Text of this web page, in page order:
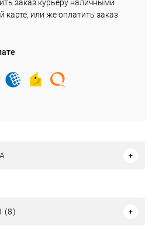
заказ курьеру наличными
карте, или же оплатить заказ
(8)